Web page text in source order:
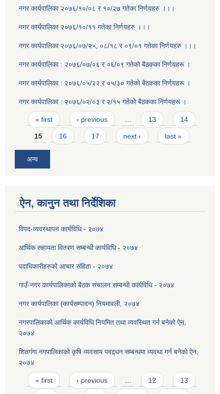
नगर कार्यपालिका २०७६/१०/०८ र १०/२७ गतेका निर्णयहरु ।।।
नगर कार्यपालिका २०७६/१०/११ गतेका निर्णयहरु ।।।
नगर कार्यपालिका २०७६/०७/२५, ०८/१८ र ०९/०१ गतेका निर्णयहरु ।।।
नगर कार्यपालिका : २०७६/०७/०६ र ०६/०९ गतेकाे बैठकका निर्णयहरू ।
नगर कार्यपालिका : २०७६/०५/२२ र ०५/३० गतेकाे बैठकका निर्णयहरू ।
नगर कार्यपालिका : २०७६/०२/०३ र २/१५ गतेकाे बैठकका निर्णयहरू ।
Pages
« first ‹ previous … 13 14
15 16 17 next › last »
अन्य
ऐन, कानुन तथा निर्देशिका
विपद-व्यवस्थापन कार्यविधि - २०७४
आर्थिक सहायता वितरण सम्बन्धी कार्यविधि - २०७४
पदाधिकारीहरुको आचार संहिता - २०७४
गाउँ-नगर कार्यपालिकाको बैठक संचालन सम्बन्धी कार्यविधि - २०७४
नगर कार्यपालिका (कार्यसम्पादन) नियमावली, २०७४
नगरपालिकाको आर्थिक कार्यविधि नियमित तथा व्यवस्थित गर्न बनेको ऐन,
२०७४
शितगंगा नगपालिकाको कृषि व्यवसाय पवद्र्धन सम्बन्धमा व्यवथा गर्न बनेको ऐन,
२०७४
Pages
« first ‹ previous 12 13